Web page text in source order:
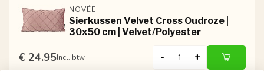
NOVÉE
Sierkussen Velvet Cross Oudroze |
30x50 cm | Velvet/Polyester
€ 24.95Incl. btw - +